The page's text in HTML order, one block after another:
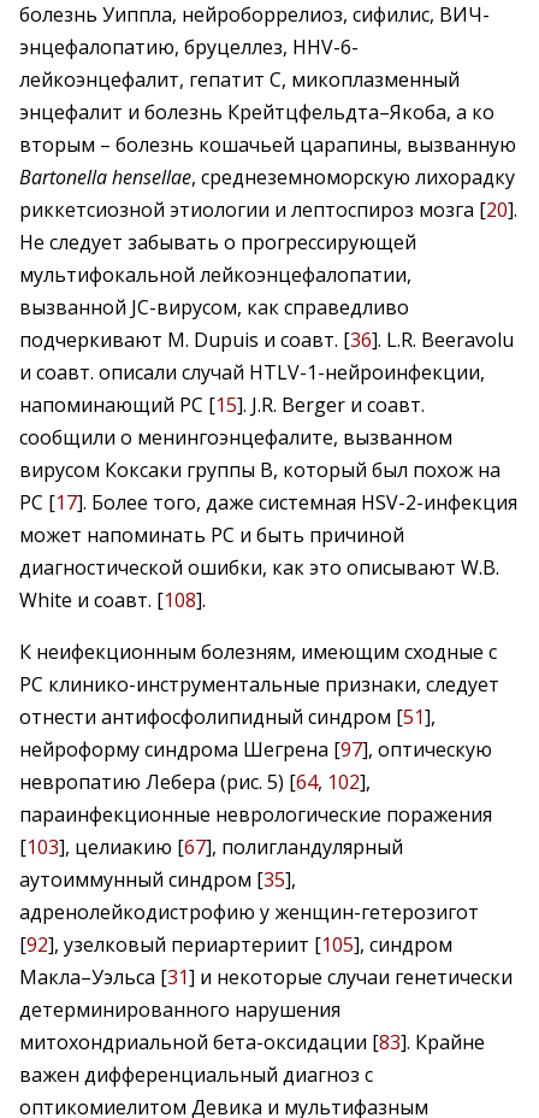
болезнь Уиппла, нейроборрелиоз, сифилис, ВИЧ-
энцефалопатию, бруцеллез, HHV-6-
лейкоэнцефалит, гепатит С, микоплазменный
энцефалит и болезнь Крейтцфельдта–Якоба, а ко
вторым – болезнь кошачьей царапины, вызванную
Bartonella hensellae, среднеземноморскую лихорадку
риккетсиозной этиологии и лептоспироз мозга [20].
Не следует забывать о прогрессирующей
мультифокальной лейкоэнцефалопатии,
вызванной JC-вирусом, как справедливо
подчеркивают M. Dupuis и соавт. [36]. L.R. Beeravolu
и соавт. описали случай HTLV-1-нейроинфекции,
напоминающий РС [15]. J.R. Berger и соавт.
сообщили о менингоэнцефалите, вызванном
вирусом Коксаки группы В, который был похож на
РС [17]. Более того, даже системная HSV-2-инфекция
может напоминать РС и быть причиной
диагностической ошибки, как это описывают W.B.
White и соавт. [108].
К неифекционным болезням, имеющим сходные с
РС клинико-инструментальные признаки, следует
отнести антифосфолипидный синдром [51],
нейроформу синдрома Шегрена [97], оптическую
невропатию Лебера (рис. 5) [64, 102],
параинфекционные неврологические поражения
[103], целиакию [67], полигландулярный
аутоиммунный синдром [35],
адренолейкодистрофию у женщин-гетерозигот
[92], узелковый периартериит [105], синдром
Макла–Уэльса [31] и некоторые случаи генетически
детерминированного нарушения
митохондриальной бета-оксидации [83]. Крайне
важен дифференциальный диагноз с
оптикомиелитом Девика и мультифазным